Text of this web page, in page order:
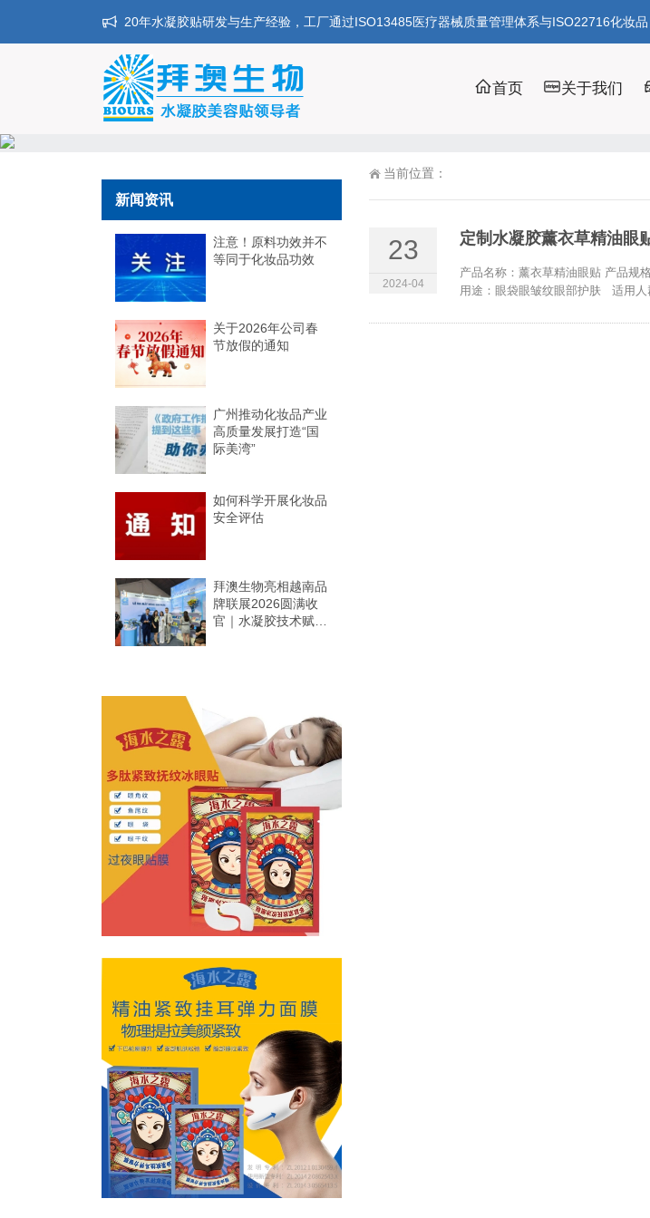
20年水凝胶贴研发与生产经验，工厂通过ISO13485医疗器械质量管理体系与ISO22716化妆
首页 关于我们
当前位置：
23
2024-04
定制水凝胶薰衣草精油眼
产品名称：薰衣草精油眼贴 产品规
用途：眼袋眼皱纹眼部护肤 适用人
新闻资讯
注意！原料功效并不
等同于化妆品功效
关于2026年公司春
节放假的通知
广州推动化妆品产业
高质量发展打造“国
际美湾”
如何科学开展化妆品
安全评估
拜澳生物亮相越南品
牌联展2026圆满收
官｜水凝胶技术赋能